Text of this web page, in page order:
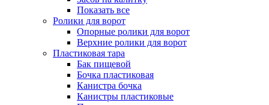
Показать все
Ролики для ворот
Опорные ролики для ворот
Верхние ролики для ворот
Пластиковая тара
Бак пищевой
Бочка пластиковая
Канистра бочка
Канистры пластиковые